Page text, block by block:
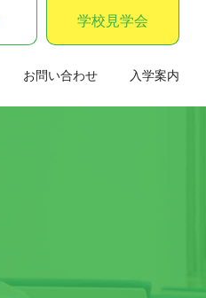
学校見学会
お問い合わせ 入学案内